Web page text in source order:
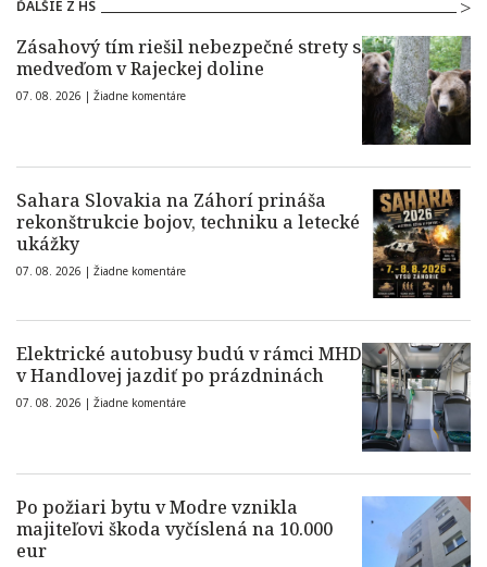
ĎALŠIE Z HS
Zásahový tím riešil nebezpečné strety s
medveďom v Rajeckej doline
07. 08. 2026 | Žiadne komentáre
Sahara Slovakia na Záhorí prináša
rekonštrukcie bojov, techniku a letecké
ukážky
07. 08. 2026 | Žiadne komentáre
Elektrické autobusy budú v rámci MHD
v Handlovej jazdiť po prázdninách
07. 08. 2026 | Žiadne komentáre
Po požiari bytu v Modre vznikla
majiteľovi škoda vyčíslená na 10.000
eur